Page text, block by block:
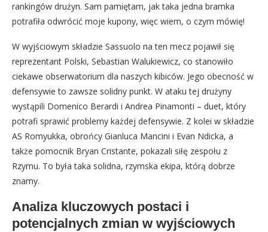
rankingów drużyn. Sam pamiętam, jak taka jedna bramka
potrafiła odwrócić moje kupony, więc wiem, o czym mówię!
W wyjściowym składzie Sassuolo na ten mecz pojawił się
reprezentant Polski, Sebastian Walukiewicz, co stanowiło
ciekawe obserwatorium dla naszych kibiców. Jego obecność w
defensywie to zawsze solidny punkt. W ataku tej drużyny
wystąpili Domenico Berardi i Andrea Pinamonti – duet, który
potrafi sprawić problemy każdej defensywie. Z kolei w składzie
AS Romyukka, obrońcy Gianluca Mancini i Evan Ndicka, a
także pomocnik Bryan Cristante, pokazali siłę zespołu z
Rzymu. To była taka solidna, rzymska ekipa, którą dobrze
znamy.
Analiza kluczowych postaci i
potencjalnych zmian w wyjściowych